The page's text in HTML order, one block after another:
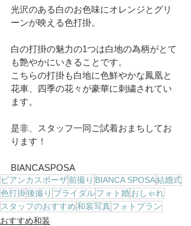
光沢のある白のお色味にオレンジとグリ
ーンが映える色打掛。
白の打掛の魅力の1つは白地の為柄がとて
も艶やかにいきることです。
こちらの打掛も白地に色鮮やかな鳳凰と
花車、四季の花々が豪華に刺繍されてい
ます。
是非、スタッフ一同ご試着おまちしてお
ります！
BIANCASPOSA
ビアンカスポーザ前撮り BIANCA SPOSA結婚式
色打掛後撮り ブライダルフォト婚おしゃれ
スタッフのおすすめ和装写真フォトプラン
おすすめ和装